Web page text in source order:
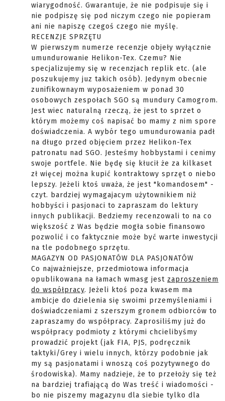
wiarygodność. Gwarantuje, że nie podpisuje się i
nie podpiszę się pod niczym czego nie popieram
ani nie napiszę czegoś czego nie myślę.
RECENZJE SPRZĘTU
W pierwszym numerze recenzje objeły wyłącznie
umundurowanie Helikon-Tex. Czemu? Nie
specjalizujemy się w recenzjach replik etc. (ale
poszukujemy juz takich osób). Jedynym obecnie
zunifikownaym wyposażeniem w ponad 30
osobowych zespołach SGO są mundury Camogrom.
Jest wiec naturalną rzeczą, że jest to sprzet o
którym możemy coś napisać bo mamy z nim spore
doświadczenia. A wybór tego umundurowania padł
na długo przed objęciem przez Helikon-Tex
patronatu nad SGO. Jesteśmy hobbystami i cenimy
swoje portfele. Nie będę się kłucił że za kilkaset
zł więcej można kupić kontraktowy sprzęt o niebo
lepszy. Jeżeli ktoś uważa, że jest "komandosem" -
czyt. bardziej wymagajacym użytownikiem niż
hobbyści i pasjonaci to zapraszam do lektury
innych publikacji. Bedziemy recenzowali to na co
większość z Was będzie mogła sobie finansowo
pozwolić i co faktycznie może być warte inwestycji
na tle podobnego sprzętu.
MAGAZYN OD PASJONATÓW DLA PASJONATÓW
Co najważniejsze, przedmiotowa informacja
opublikowana na łamach wmasg jest zaproszeniem
do współpracy. Jeżeli ktoś poza kwasem ma
ambicje do dzielenia się swoimi przemyśleniami i
doświadczeniami z szerszym gronem odbiorców to
zapraszamy do współpracy. Zaprosiliśmy już do
współpracy podmioty z którymi chcielibyśmy
prowadzić projekt (jak FIA, PJS, podręcznik
taktyki/Grey i wielu innych, którzy podobnie jak
my są pasjonatami i wnoszą coś pozytywnego do
środowiska). Mamy nadzieje, że to przełoży się też
na bardziej trafiającą do Was treść i wiadomości -
bo nie piszemy magazynu dla siebie tylko dla